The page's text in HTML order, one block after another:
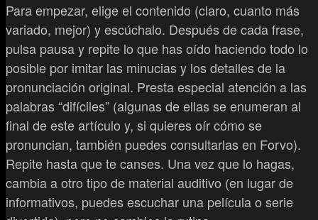
Para empezar, elige el contenido (claro, cuanto más
variado, mejor) y escúchalo. Después de cada frase,
pulsa pausa y repite lo que has oído haciendo todo lo
posible por imitar las minucias y los detalles de la
pronunciación original. Presta especial atención a las
palabras “difíciles” (algunas de ellas se enumeran al
final de este artículo y, si quieres oír cómo se
pronuncian, también puedes consultarlas en Forvo).
Repite hasta que te canses. Una vez que lo hagas,
cambia a otro tipo de material auditivo (en lugar de
informativos, puedes escuchar una película o serie